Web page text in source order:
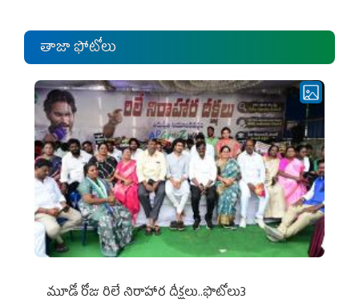
తాజా ఫోటోలు
మూడో రోజు రిలే నిరాహార దీక్షలు..ఫొటోలు3